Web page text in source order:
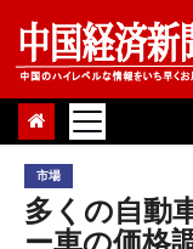
Skip
content
市場
多くの自動